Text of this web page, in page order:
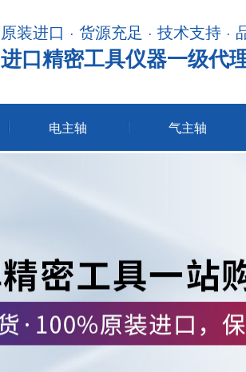
原装进口 · 货源充足 · 技术支持 ·
进口精密工具仪器一级代
电主轴 气主轴